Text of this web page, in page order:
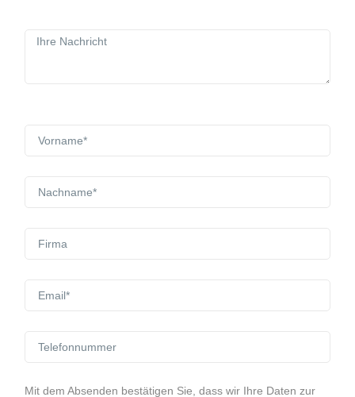
Mit dem Absenden bestätigen Sie, dass wir Ihre Daten zur